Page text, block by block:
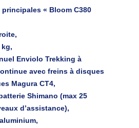
« Bloom C380
kg,
Enviolo Trekking à
avec freins à disques
Magura CT4,
Shimano (max 25
d’assistance),